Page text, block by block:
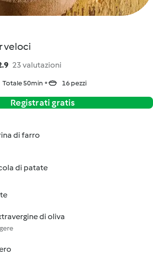
veloci
23 valutazioni
Totale 50min 16 pezzi
Registrati gratis
di farro
di patate
di oliva